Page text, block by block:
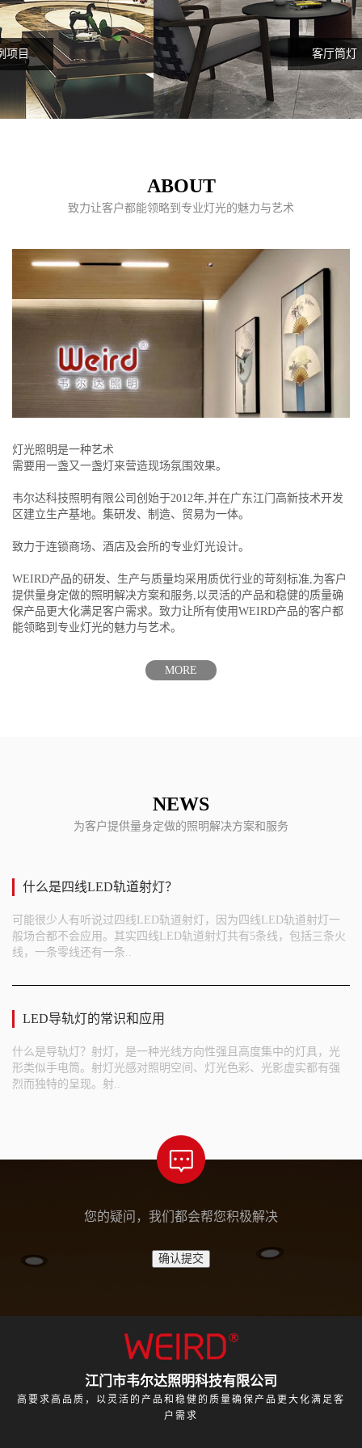
客厅筒灯
ABOUT
致力让客户都能领略到专业灯光的魅力与艺术
灯光照明是一种艺术
需要用一盏又一盏灯来营造现场氛围效果。
韦尔达科技照明有限公司创始于2012年,并在广东江门高新技术开发
区建立生产基地。集研发、制造、贸易为一体。
致力于连锁商场、酒店及会所的专业灯光设计。
WEIRD产品的研发、生产与质量均采用质优行业的苛刻标准,为客户
提供量身定做的照明解决方案和服务,以灵活的产品和稳健的质量确
保产品更大化满足客户需求。致力让所有使用WEIRD产品的客户都
能领略到专业灯光的魅力与艺术。
MORE
NEWS
为客户提供量身定做的照明解决方案和服务
什么是四线LED轨道射灯？
可能很少人有听说过四线LED轨道射灯，因为四线LED轨道射灯一
般场合都不会应用。其实四线LED轨道射灯共有5条线，包括三条火
线，一条零线还有一条..
LED导轨灯的常识和应用
什么是导轨灯？射灯，是一种光线方向性强且高度集中的灯具，光
形类似手电筒。射灯光感对照明空间、灯光色彩、光影虚实都有强
烈而独特的呈现。射..
您的疑问，我们都会帮您积极解决
江门市韦尔达照明科技有限公司
高要求高品质，以灵活的产品和稳健的质量确保产品更大化满足客
户需求